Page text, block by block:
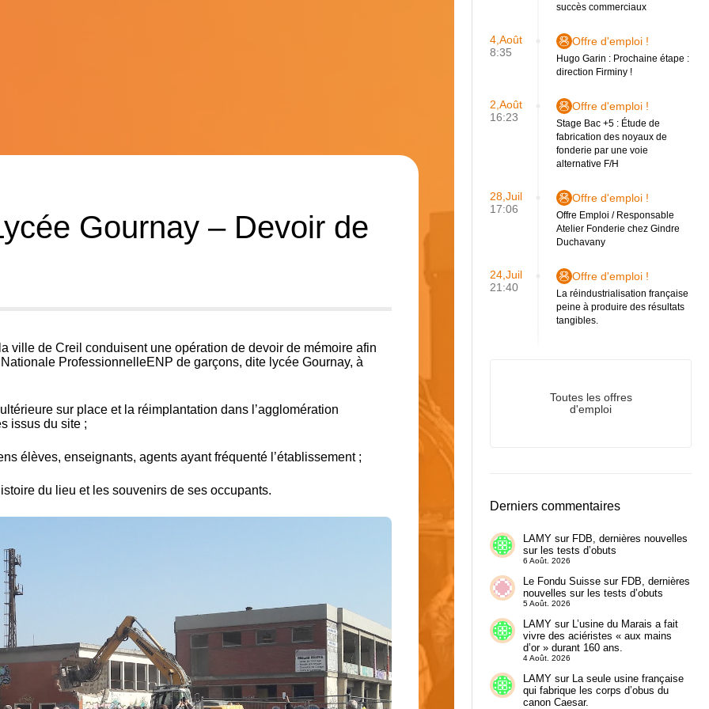
Gournay – Devoir de
ville de Creil conduisent une opération de devoir de mémoire afin
ProfessionnelleENP de garçons, dite lycée Gournay, à
sur place et la réimplantation dans l’agglomération
issus du site ;
élèves, enseignants, agents ayant fréquenté l’établissement ;
du lieu et les souvenirs de ses occupants.
succès commerciaux
4,Août
8:35
Offre d'emploi !
Hugo Garin : Prochaine étape :
direction Firminy !
2,Août
16:23
Offre d'emploi !
Stage Bac +5 : Étude de
fabrication des noyaux de
fonderie par une voie
alternative F/H
28,Juil
17:06
Offre d'emploi !
Offre Emploi / Responsable
Atelier Fonderie chez Gindre
Duchavany
24,Juil
21:40
Offre d'emploi !
La réindustrialisation française
peine à produire des résultats
tangibles.
Toutes les offres
d'emploi
Derniers commentaires
LAMYsur FDB, dernières nouvelles
sur les tests d’obuts
6 Août. 2026
Le Fondu Suissesur FDB, dernières
nouvelles sur les tests d’obuts
5 Août. 2026
LAMYsur L’usine du Marais a fait
vivre des aciéristes « aux mains
d’or » durant 160 ans.
4 Août. 2026
LAMYsur
La seule usine française
qui fabrique les corps d’obus du
canon Caesar.